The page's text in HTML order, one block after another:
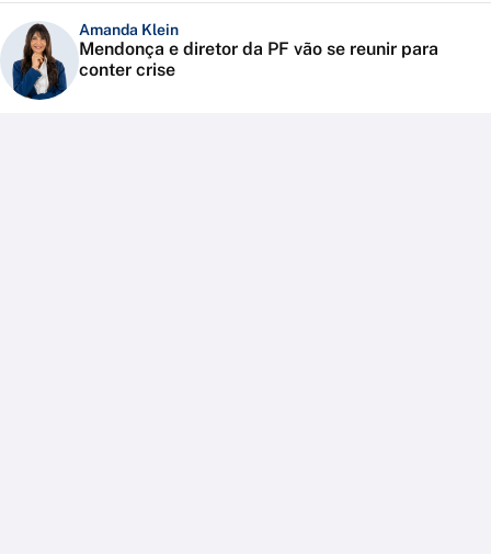
Amanda Klein
Mendonça e diretor da PF vão se reunir para
conter crise